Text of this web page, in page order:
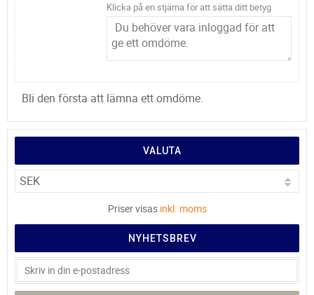
Klicka på en stjärna för att sätta ditt betyg
Bli den första att lämna ett omdöme.
VALUTA
Priser visas inkl. moms
NYHETSBREV